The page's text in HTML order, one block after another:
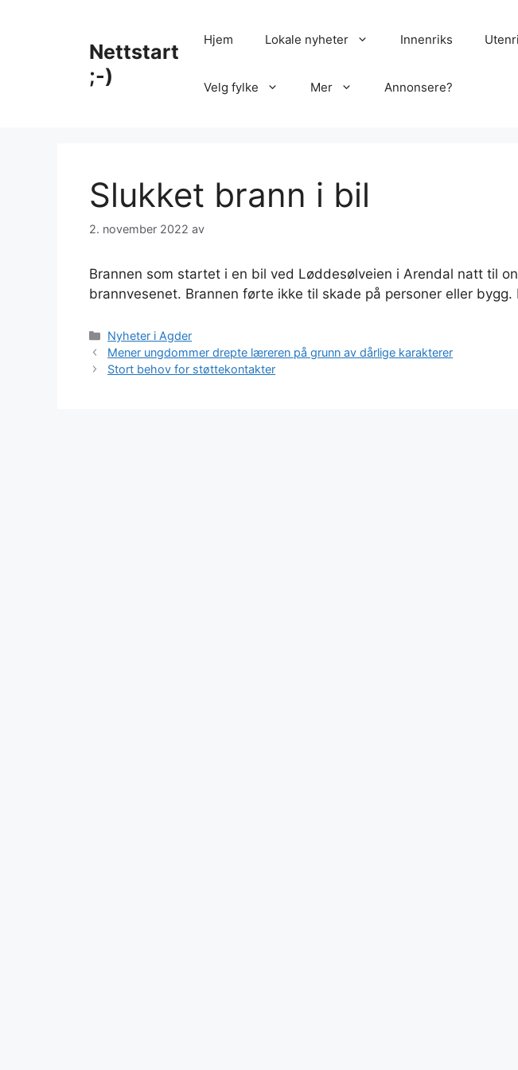
Nettstart
;-)
Hjem Lokale nyheter Innenriks
Velg fylke Mer Annonsere?
Slukket brann i bil
2. november 2022 av
Brannen som startet i en bil ved Løddesølveien i Arendal natt til
brannvesenet. Brannen førte ikke til skade på personer eller bygg.
Kategorier
Nyheter i Agder
Mener ungdommer drepte læreren på grunn av dårlige karakterer
Stort behov for støttekontakter